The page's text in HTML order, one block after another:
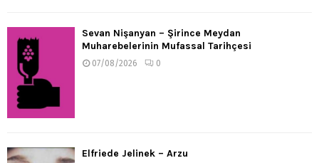
Sevan Nişanyan – Şirince Meydan
Muharebelerinin Mufassal Tarihçesi
07/08/2026 0
Elfriede Jelinek – Arzu